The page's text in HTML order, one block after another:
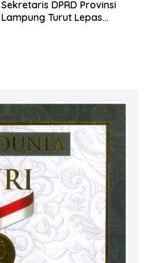
Sekretaris DPRD Provinsi
Lampung Turut Lepas